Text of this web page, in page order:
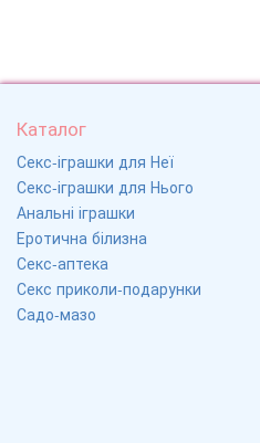
Каталог
Секс-іграшки для Неї
Секс-іграшки для Нього
Анальні іграшки
Еротична білизна
Секс-аптека
Секс приколи-подарунки
Садо-мазо